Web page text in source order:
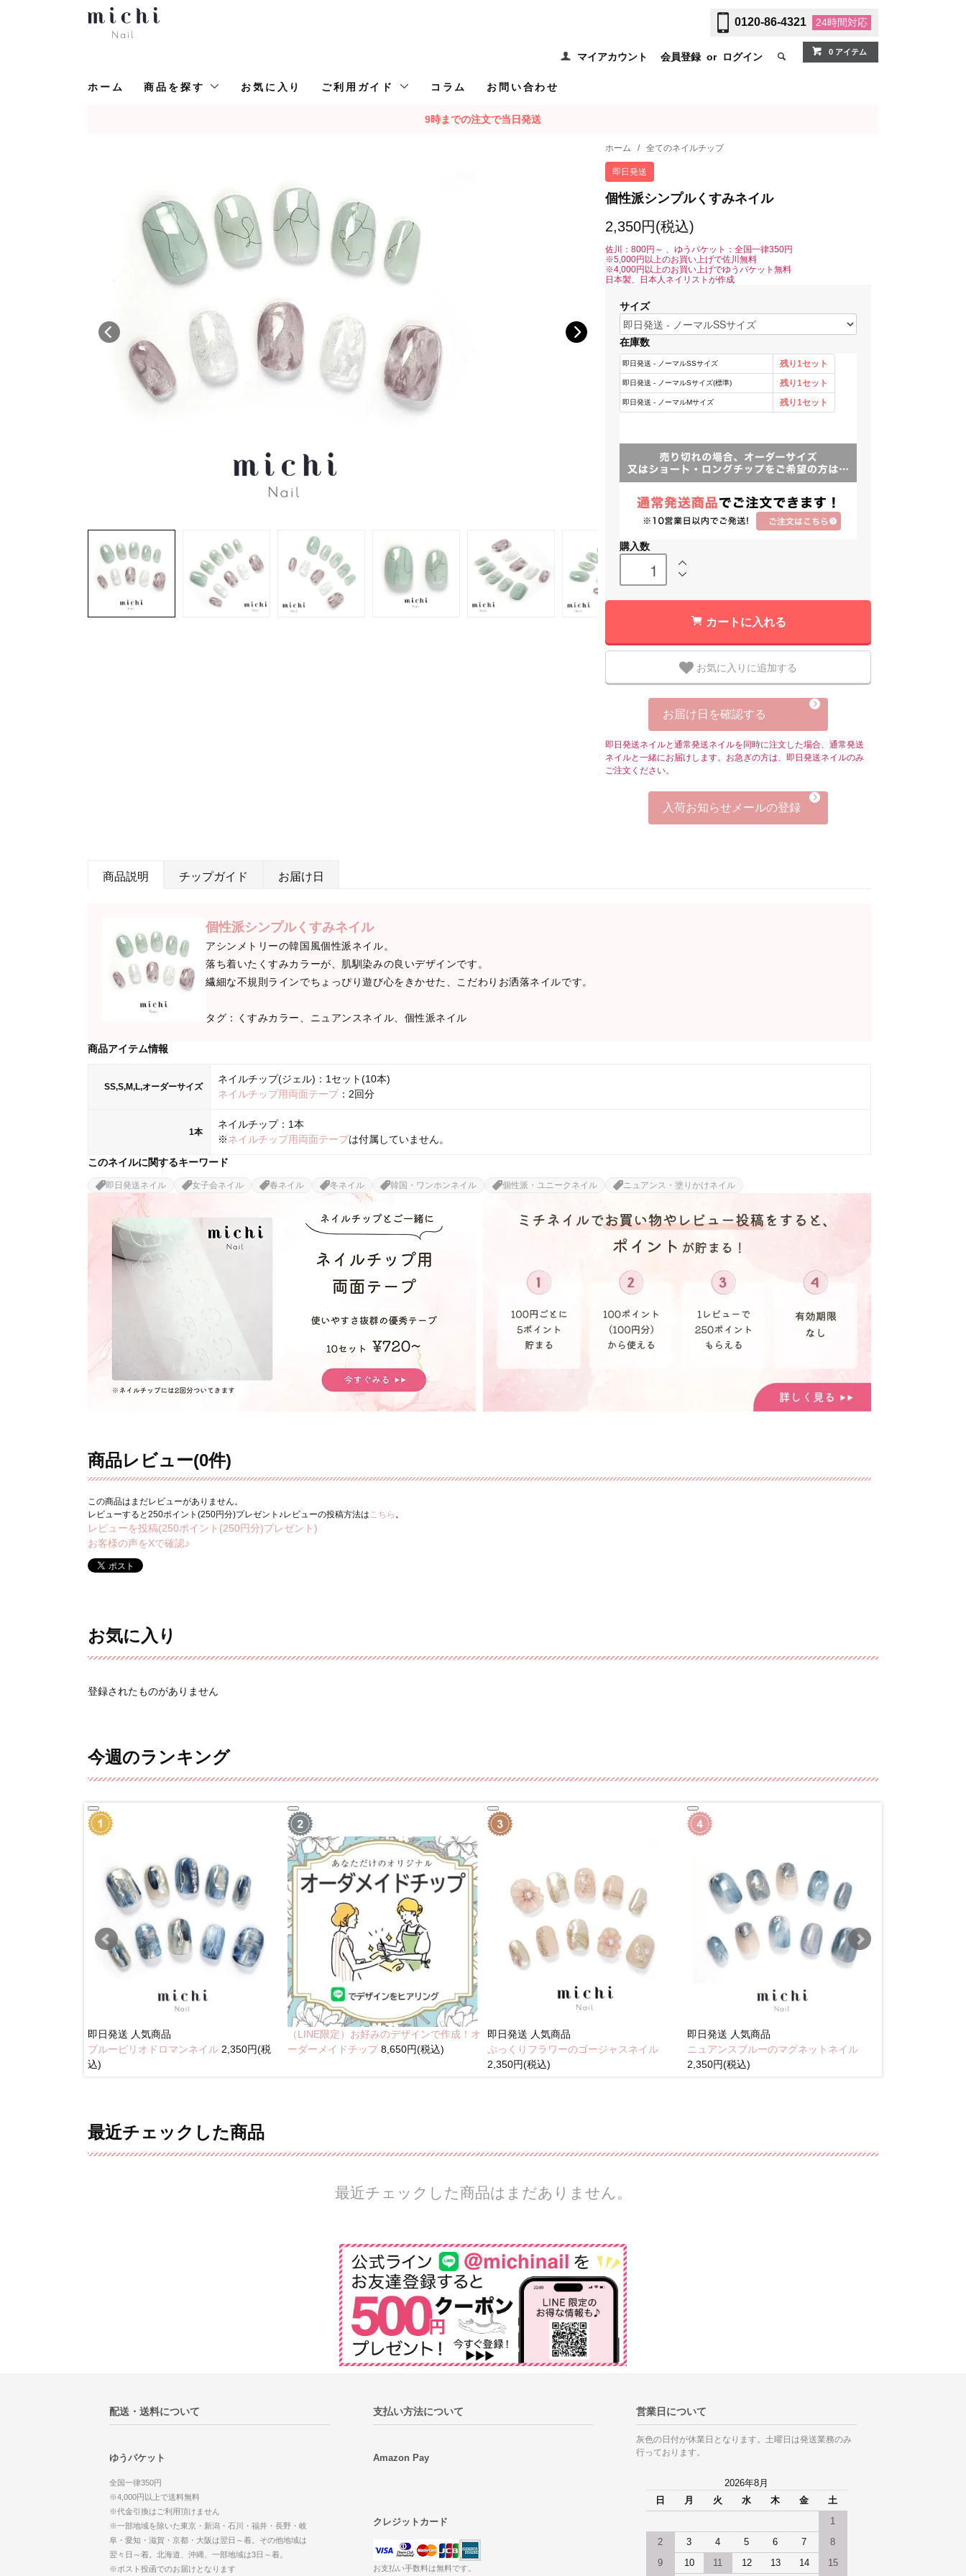
0120-86-4321 24時間対応
マイアカウント 会員登録 or ログイン 0 アイテム
ホーム 商品を探す お気に入り ご利用ガイド コラム お問い合わせ
9時までの注文で当日発送
ホーム / 全てのネイルチップ
即日発送
個性派シンプルくすみネイル
2,350円(税込)
佐川：800円～ 、ゆうパケット：全国一律350円
※5,000円以上のお買い上げで佐川無料
※4,000円以上のお買い上げでゆうパケット無料
日本製、日本人ネイリストが作成
サイズ
在庫数
購入数
カートに入れる
お気に入りに追加する
お届け日を確認する
即日発送ネイルと通常発送ネイルを同時に注文した場合、通常発送
ネイルと一緒にお届けします。お急ぎの方は、即日発送ネイルのみ
ご注文ください。
入荷お知らせメールの登録
商品説明 チップガイド お届け日
個性派シンプルくすみネイル
アシンメトリーの韓国風個性派ネイル。
落ち着いたくすみカラーが、肌馴染みの良いデザインです。
繊細な不規則ラインでちょっぴり遊び心をきかせた、こだわりお洒落ネイルです。
タグ：くすみカラー、ニュアンスネイル、個性派ネイル
商品アイテム情報
SS,S,M,L,オーダーサイズ
ネイルチップ(ジェル)：1セット(10本)
ネイルチップ用両面テープ：2回分
1本
ネイルチップ：1本
※ネイルチップ用両面テープは付属していません。
このネイルに関するキーワード
即日発送ネイル 女子会ネイル 春ネイル 冬ネイル 韓国・ワンホンネイル 個性派・ユニークネイル ニュアンス・塗りかけネイル
商品レビュー(0件)
この商品はまだレビューがありません。
レビューすると250ポイント(250円分)プレゼント♪レビューの投稿方法は こちら 。
レビューを投稿(250ポイント(250円分)プレゼント)
お客様の声をXで確認♪
お気に入り
登録されたものがありません
今週のランキング
即日発送 人気商品
ブルーピリオドロマンネイル 2,350円(税
込)
（LINE限定）お好みのデザインで作成！オ
ーダーメイドチップ8,650円(税込)
即日発送 人気商品
ぷっくりフラワーのゴージャスネイル
2,350円(税込)
即日発送 人気商品
ニュアンスブルーのマグネットネイル
2,350円(税込)
最近チェックした商品
最近チェックした商品はまだありません。
配送・送料について
ゆうパケット
全国一律350円
※4,000円以上で送料無料
※代金引換はご利用頂けません
※一部地域を除いた東京・新潟・石川・福井・長野・岐
阜・愛知・滋賀・京都・大阪は翌日～着。その他地域は
翌々日～着。北海道、沖縄、一部地域は3日～着。
※ポスト投函でのお届けとなります
支払い方法について
Amazon Pay
クレジットカード
お支払い手数料は無料です。
営業日について
灰色の日付が休業日となります。土曜日は発送業務のみ
行っております。
2026年8月
日
月 火 水 木 金 土
1
2 3 4 5 6 7 8
9 10 11 12 13 14 15